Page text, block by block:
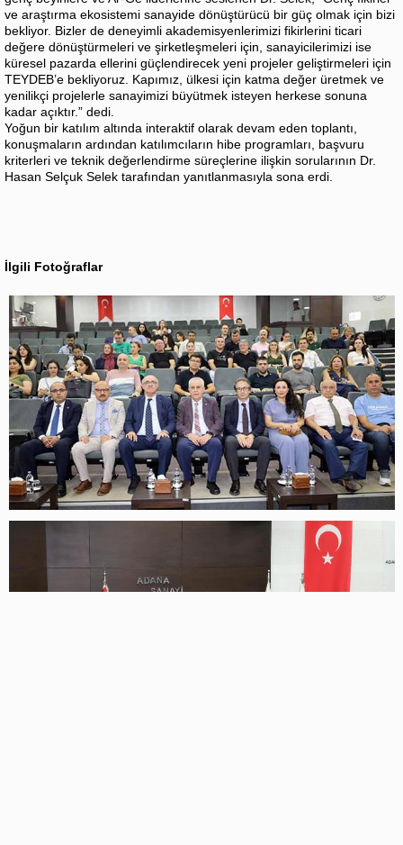
ve araştırma ekosistemi sanayide dönüştürücü bir güç olmak için bizi
bekliyor. Bizler de deneyimli akademisyenlerimizi fikirlerini ticari
değere dönüştürmeleri ve şirketleşmeleri için, sanayicilerimizi ise
küresel pazarda ellerini güçlendirecek yeni projeler geliştirmeleri için
TEYDEB’e bekliyoruz. Kapımız, ülkesi için katma değer üretmek ve
yenilikçi projelerle sanayimizi büyütmek isteyen herkese sonuna
kadar açıktır.” dedi.
Yoğun bir katılım altında interaktif olarak devam eden toplantı,
konuşmaların ardından katılımcıların hibe programları, başvuru
kriterleri ve teknik değerlendirme süreçlerine ilişkin sorularının Dr.
Hasan Selçuk Selek tarafından yanıtlanmasıyla sona erdi.
İlgili Fotoğraflar